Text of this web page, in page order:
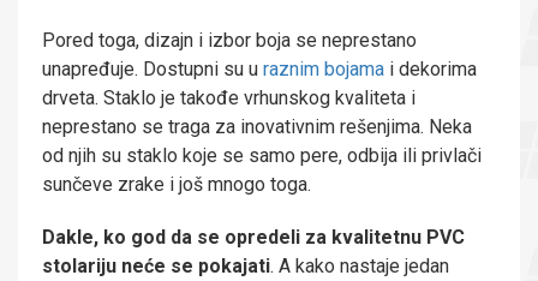
Pored toga, dizajn i izbor boja se neprestano
unapređuje. Dostupni su u raznim bojama i dekorima
drveta. Staklo je takođe vrhunskog kvaliteta i
neprestano se traga za inovativnim rešenjima. Neka
od njih su staklo koje se samo pere, odbija ili privlači
sunčeve zrake i još mnogo toga.
Dakle, ko god da se opredeli za kvalitetnu PVC
stolariju neće se pokajati. A kako nastaje jedan